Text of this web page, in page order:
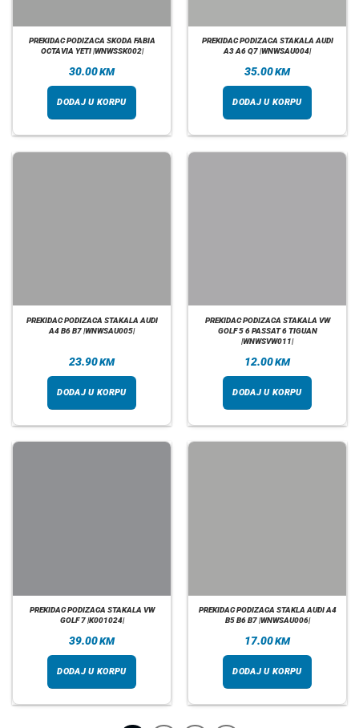
PREKIDAC PODIZACA SKODA FABIA
OCTAVIA YETI |WNWSSK002|
30.00KM
DODAJ U KORPU
PREKIDAC PODIZACA STAKALA AUDI
A3 A6 Q7 |WNWSAU004|
35.00KM
DODAJ U KORPU
PREKIDAC PODIZACA STAKALA AUDI
A4 B6 B7 |WNWSAU005|
23.90KM
DODAJ U KORPU
PREKIDAC PODIZACA STAKALA VW
GOLF 5 6 PASSAT 6 TIGUAN
|WNWSVW011|
12.00KM
DODAJ U KORPU
PREKIDAC PODIZACA STAKALA VW
GOLF 7 |K001024|
39.00KM
DODAJ U KORPU
PREKIDAC PODIZACA STAKLA AUDI A4
B5 B6 B7 |WNWSAU006|
17.00KM
DODAJ U KORPU